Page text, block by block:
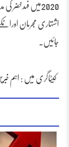
2020میں فہدخضر
اشتہاری مجرمان
جائیں۔
کیٹاگری میں : اہم